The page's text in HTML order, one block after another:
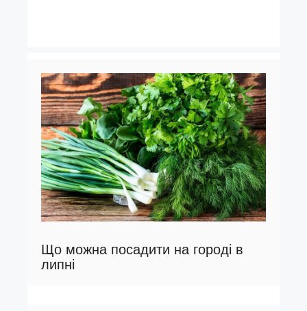
Що можна посадити на городі в
липні